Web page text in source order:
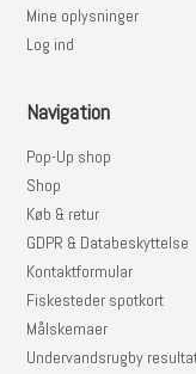
Mine oplysninger
Log ind
Navigation
Pop-Up shop
Shop
Køb & retur
GDPR & Databeskyttelse
Kontaktformular
Fiskesteder spotkort
Målskemaer
Undervandsrugby